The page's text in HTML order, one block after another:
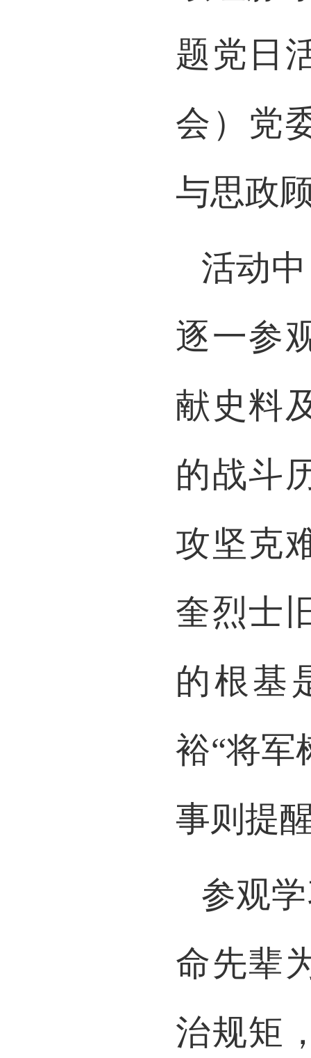
题党日
会）党
与思政
活动
逐一参
献史料
的战斗
攻坚克
奎烈士
的根基
裕“将军
事则提
参观
命先辈
治规矩